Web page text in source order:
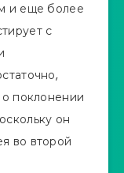
и еще более
с
о поклонении
он
во второй